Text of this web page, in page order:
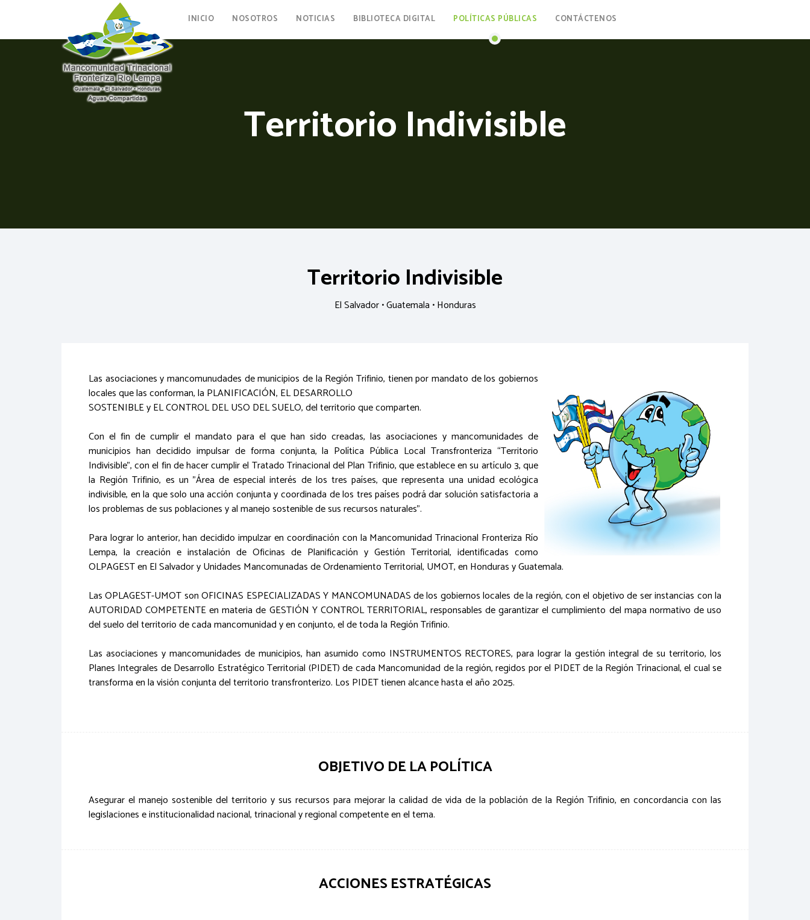
INICIO NOSOTROS NOTICIAS BIBLIOTECA DIGITAL POLÍTICAS PÚBLICAS CONTÁCTENOS
Territorio Indivisible
Territorio Indivisible
El Salvador • Guatemala • Honduras
Las asociaciones y mancomunudades de municipios de la Región Trifinio, tienen por mandato de los gobiernos
locales que las conforman, la PLANIFICACIÓN, EL DESARROLLO
SOSTENIBLE y EL CONTROL DEL USO DEL SUELO, del territorio que comparten.
Con el fin de cumplir el mandato para el que han sido creadas, las asociaciones y mancomunidades de
municipios han decidido impulsar de forma conjunta, la Política Pública Local Transfronteriza “Territorio
Indivisible”, con el fin de hacer cumplir el Tratado Trinacional del Plan Trifinio, que establece en su artículo 3, que
la Región Trifinio, es un "Área de especial interés de los tres países, que representa una unidad ecológica
indivisible, en la que solo una acción conjunta y coordinada de los tres países podrá dar solución satisfactoria a
los problemas de sus poblaciones y al manejo sostenible de sus recursos naturales”.
Para lograr lo anterior, han decidido impulzar en coordinación con la Mancomunidad Trinacional Fronteriza Río
Lempa, la creación e instalación de Oficinas de Planificación y Gestión Territorial, identificadas como
OLPAGEST en El Salvador y Unidades Mancomunadas de Ordenamiento Territorial, UMOT, en Honduras y Guatemala.
Las OPLAGEST-UMOT son OFICINAS ESPECIALIZADAS Y MANCOMUNADAS de los gobiernos locales de la región, con el objetivo de ser instancias con la
AUTORIDAD COMPETENTE en materia de GESTIÓN Y CONTROL TERRITORIAL, responsables de garantizar el cumplimiento del mapa normativo de uso
del suelo del territorio de cada mancomunidad y en conjunto, el de toda la Región Trifinio.
Las asociaciones y mancomunidades de municipios, han asumido como INSTRUMENTOS RECTORES, para lograr la gestión integral de su territorio, los
Planes Integrales de Desarrollo Estratégico Territorial (PIDET) de cada Mancomunidad de la región, regidos por el PIDET de la Región Trinacional, el cual se
transforma en la visión conjunta del territorio transfronterizo. Los PIDET tienen alcance hasta el año 2025.
OBJETIVO DE LA POLÍTICA
Asegurar el manejo sostenible del territorio y sus recursos para mejorar la calidad de vida de la población de la Región Trifinio, en concordancia con las
legislaciones e institucionalidad nacional, trinacional y regional competente en el tema.
ACCIONES ESTRATÉGICAS